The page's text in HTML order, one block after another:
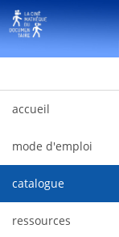
Saut au contenu
accueil
mode d'emploi
catalogue
ressources